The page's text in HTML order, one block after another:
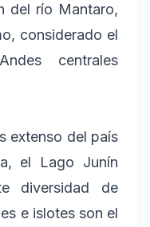
del río Mantaro,
considerado el
centrales
extenso del país
el Lago Junín
diversidad de
e islotes son el